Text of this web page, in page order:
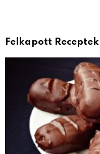
Felkapott Receptek